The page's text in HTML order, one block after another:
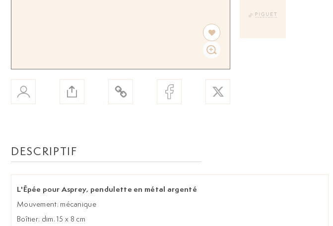
DESCRIPTIF
L'Épée pour Asprey, pendulette en métal argenté
Mouvement: mécanique
Boîtier: dim. 15 x 8 cm